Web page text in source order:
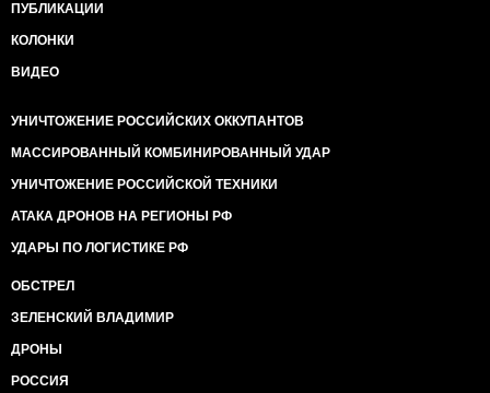
ПУБЛИКАЦИИ
КОЛОНКИ
ВИДЕО
УНИЧТОЖЕНИЕ РОССИЙСКИХ ОККУПАНТОВ
МАССИРОВАННЫЙ КОМБИНИРОВАННЫЙ УДАР
УНИЧТОЖЕНИЕ РОССИЙСКОЙ ТЕХНИКИ
АТАКА ДРОНОВ НА РЕГИОНЫ РФ
УДАРЫ ПО ЛОГИСТИКЕ РФ
ОБСТРЕЛ
ЗЕЛЕНСКИЙ ВЛАДИМИР
ДРОНЫ
РОССИЯ